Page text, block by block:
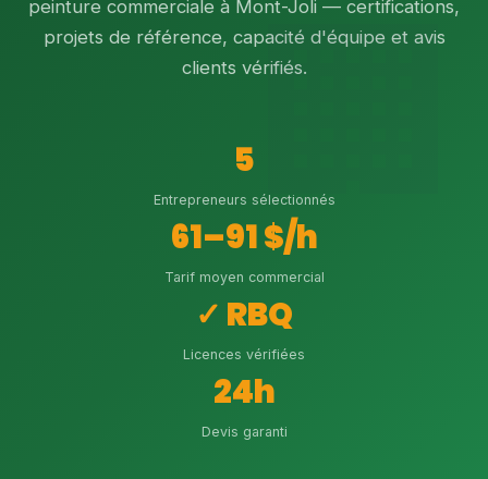
peinture commerciale à Mont-Joli — certifications,
projets de référence, capacité d'équipe et avis
clients vérifiés.
5
Entrepreneurs sélectionnés
61–91 $/h
Tarif moyen commercial
✓ RBQ
Licences vérifiées
24h
Devis garanti